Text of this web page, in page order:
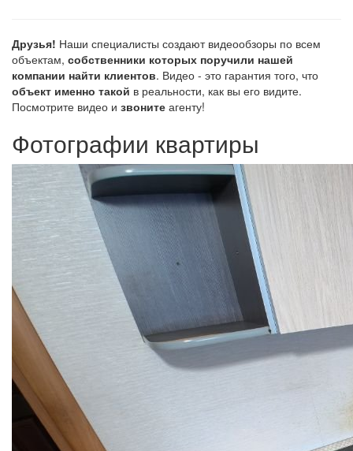
Друзья! Наши специалисты создают видеообзоры по всем
объектам, собственники которых поручили нашей
компании найти клиентов. Видео - это гарантия того, что
объект именно такой в реальности, как вы его видите.
Посмотрите видео и звоните агенту!
Фотографии квартиры